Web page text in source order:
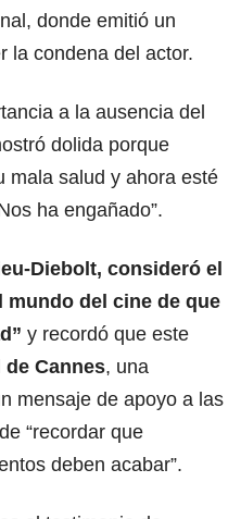
donde emitió un
la condena del actor.
a la ausencia del
dolida porque
mala salud y ahora esté
ha engañado”.
Diebolt, consideró el
mundo del cine de que
y recordó que este
de Cannes, una
mensaje de apoyo a las
“recordar que
deben acabar”.